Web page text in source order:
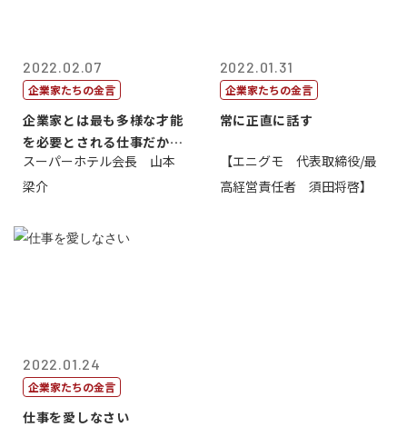
2022.02.07
企業家たちの金言
企業家とは最も多様な才能
を必要とされる仕事だから
一番面白い
スーパーホテル会長 山本
梁介
2022.01.31
企業家たちの金言
常に正直に話す
【エニグモ 代表取締役/最
高経営責任者 須田将啓】
2022.01.24
企業家たちの金言
仕事を愛しなさい